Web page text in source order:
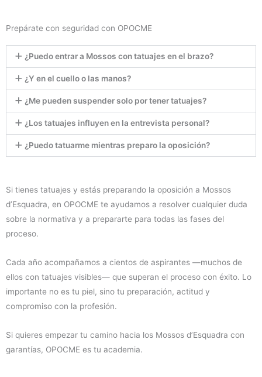
Prepárate con seguridad con OPOCME
¿Puedo entrar a Mossos con tatuajes en el brazo?
¿Y en el cuello o las manos?
¿Me pueden suspender solo por tener tatuajes?
¿Los tatuajes influyen en la entrevista personal?
¿Puedo tatuarme mientras preparo la oposición?
Si tienes tatuajes y estás preparando la oposición a Mossos
d’Esquadra, en OPOCME te ayudamos a resolver cualquier duda
sobre la normativa y a prepararte para todas las fases del
proceso.
Cada año acompañamos a cientos de aspirantes —muchos de
ellos con tatuajes visibles— que superan el proceso con éxito. Lo
importante no es tu piel, sino tu preparación, actitud y
compromiso con la profesión.
Si quieres empezar tu camino hacia los Mossos d’Esquadra con
garantías, OPOCME es tu academia.